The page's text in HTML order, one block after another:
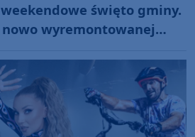
święto gminy.
wyremontowanej